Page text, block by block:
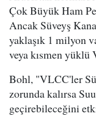
Çok Büyük Ham
Ancak Süveyş
yaklaşık 1 milyon
veya kısmen
Bohl, "VLCC'ler
zorunda kalırsa
geçirebileceğini